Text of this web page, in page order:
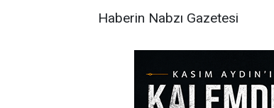
Haberin Nabzı Gazetesi